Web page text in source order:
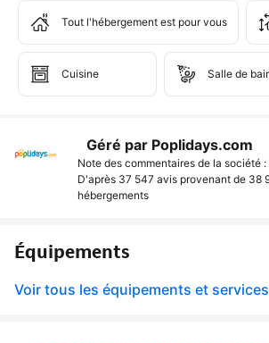
Tout l'hébergement est pour vous
Cuisine Salle de
Géré par Poplidays.com
Note des commentaires de la société :
D'après 37 547 avis provenant de 38
hébergements
Équipements
Voir tous les équipements et services